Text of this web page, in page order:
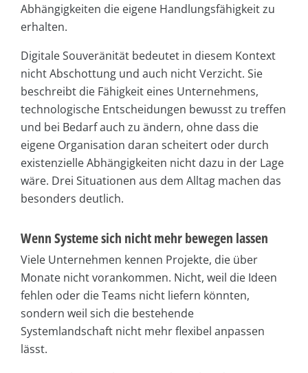
Abhängigkeiten die eigene Handlungsfähigkeit zu
erhalten.
Digitale Souveränität bedeutet in diesem Kontext
nicht Abschottung und auch nicht Verzicht. Sie
beschreibt die Fähigkeit eines Unternehmens,
technologische Entscheidungen bewusst zu treffen
und bei Bedarf auch zu ändern, ohne dass die
eigene Organisation daran scheitert oder durch
existenzielle Abhängigkeiten nicht dazu in der Lage
wäre. Drei Situationen aus dem Alltag machen das
besonders deutlich.
Wenn Systeme sich nicht mehr bewegen lassen
Viele Unternehmen kennen Projekte, die über
Monate nicht vorankommen. Nicht, weil die Ideen
fehlen oder die Teams nicht liefern könnten,
sondern weil sich die bestehende
Systemlandschaft nicht mehr flexibel anpassen
lässt.